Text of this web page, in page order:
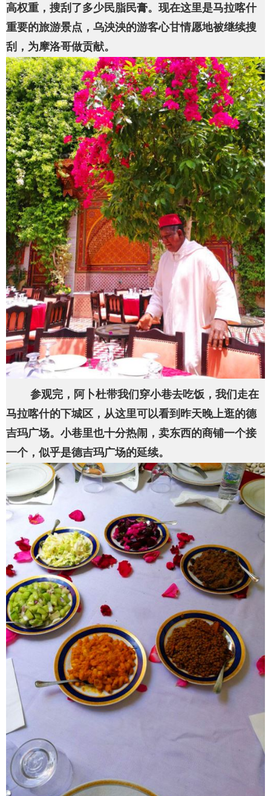
高权重，搜刮了多少民脂民膏。现在这里是马拉喀什
重要的旅游景点，乌泱泱的游客心甘情愿地被继续搜
刮，为摩洛哥做贡献。
参观完，阿卜杜带我们穿小巷去吃饭，我们走在
马拉喀什的下城区，从这里可以看到昨天晚上逛的德
吉玛广场。小巷里也十分热闹，卖东西的商铺一个接
一个，似乎是德吉玛广场的延续。